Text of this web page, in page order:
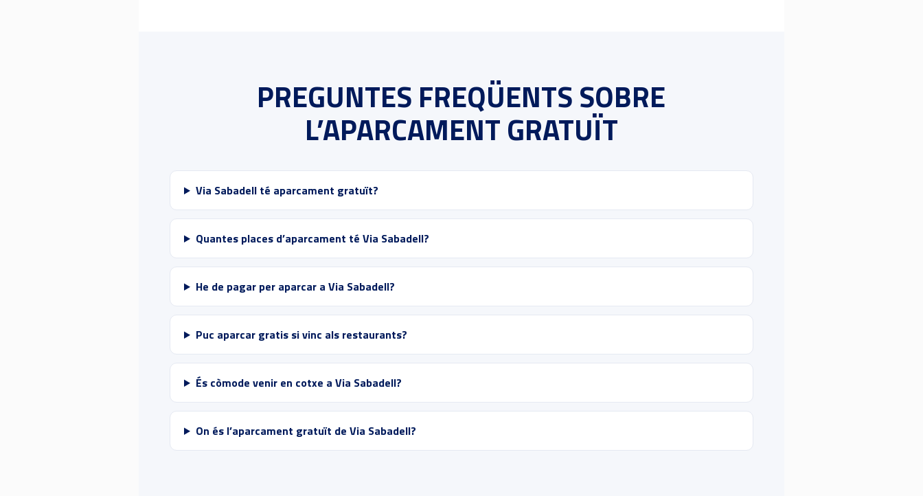
PREGUNTES FREQÜENTS SOBRE
L’APARCAMENT GRATUÏT
Via Sabadell té aparcament gratuït?
Quantes places d’aparcament té Via Sabadell?
He de pagar per aparcar a Via Sabadell?
Puc aparcar gratis si vinc als restaurants?
És còmode venir en cotxe a Via Sabadell?
On és l’aparcament gratuït de Via Sabadell?